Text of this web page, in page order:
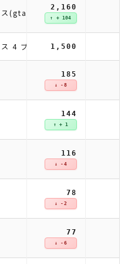
(gtag)
2,160
↑ + 104
4 プロパティ1,500
185
↓ -8
144
↑ + 1
116
↓ -4
78
↓ -2
77
↓ -6